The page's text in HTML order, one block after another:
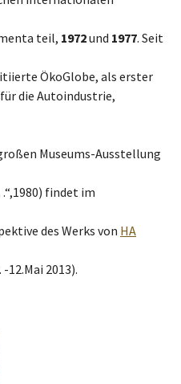
teil, 1972und 1977. Seit
ÖkoGlobe, als erster
die Autoindustrie,
Museums-Ausstellung
findet im
des Werks von HA
12.Mai 2013).